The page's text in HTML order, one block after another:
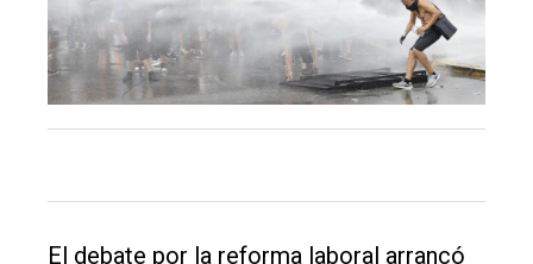
Balcarce
El debate por la reforma laboral arrancó